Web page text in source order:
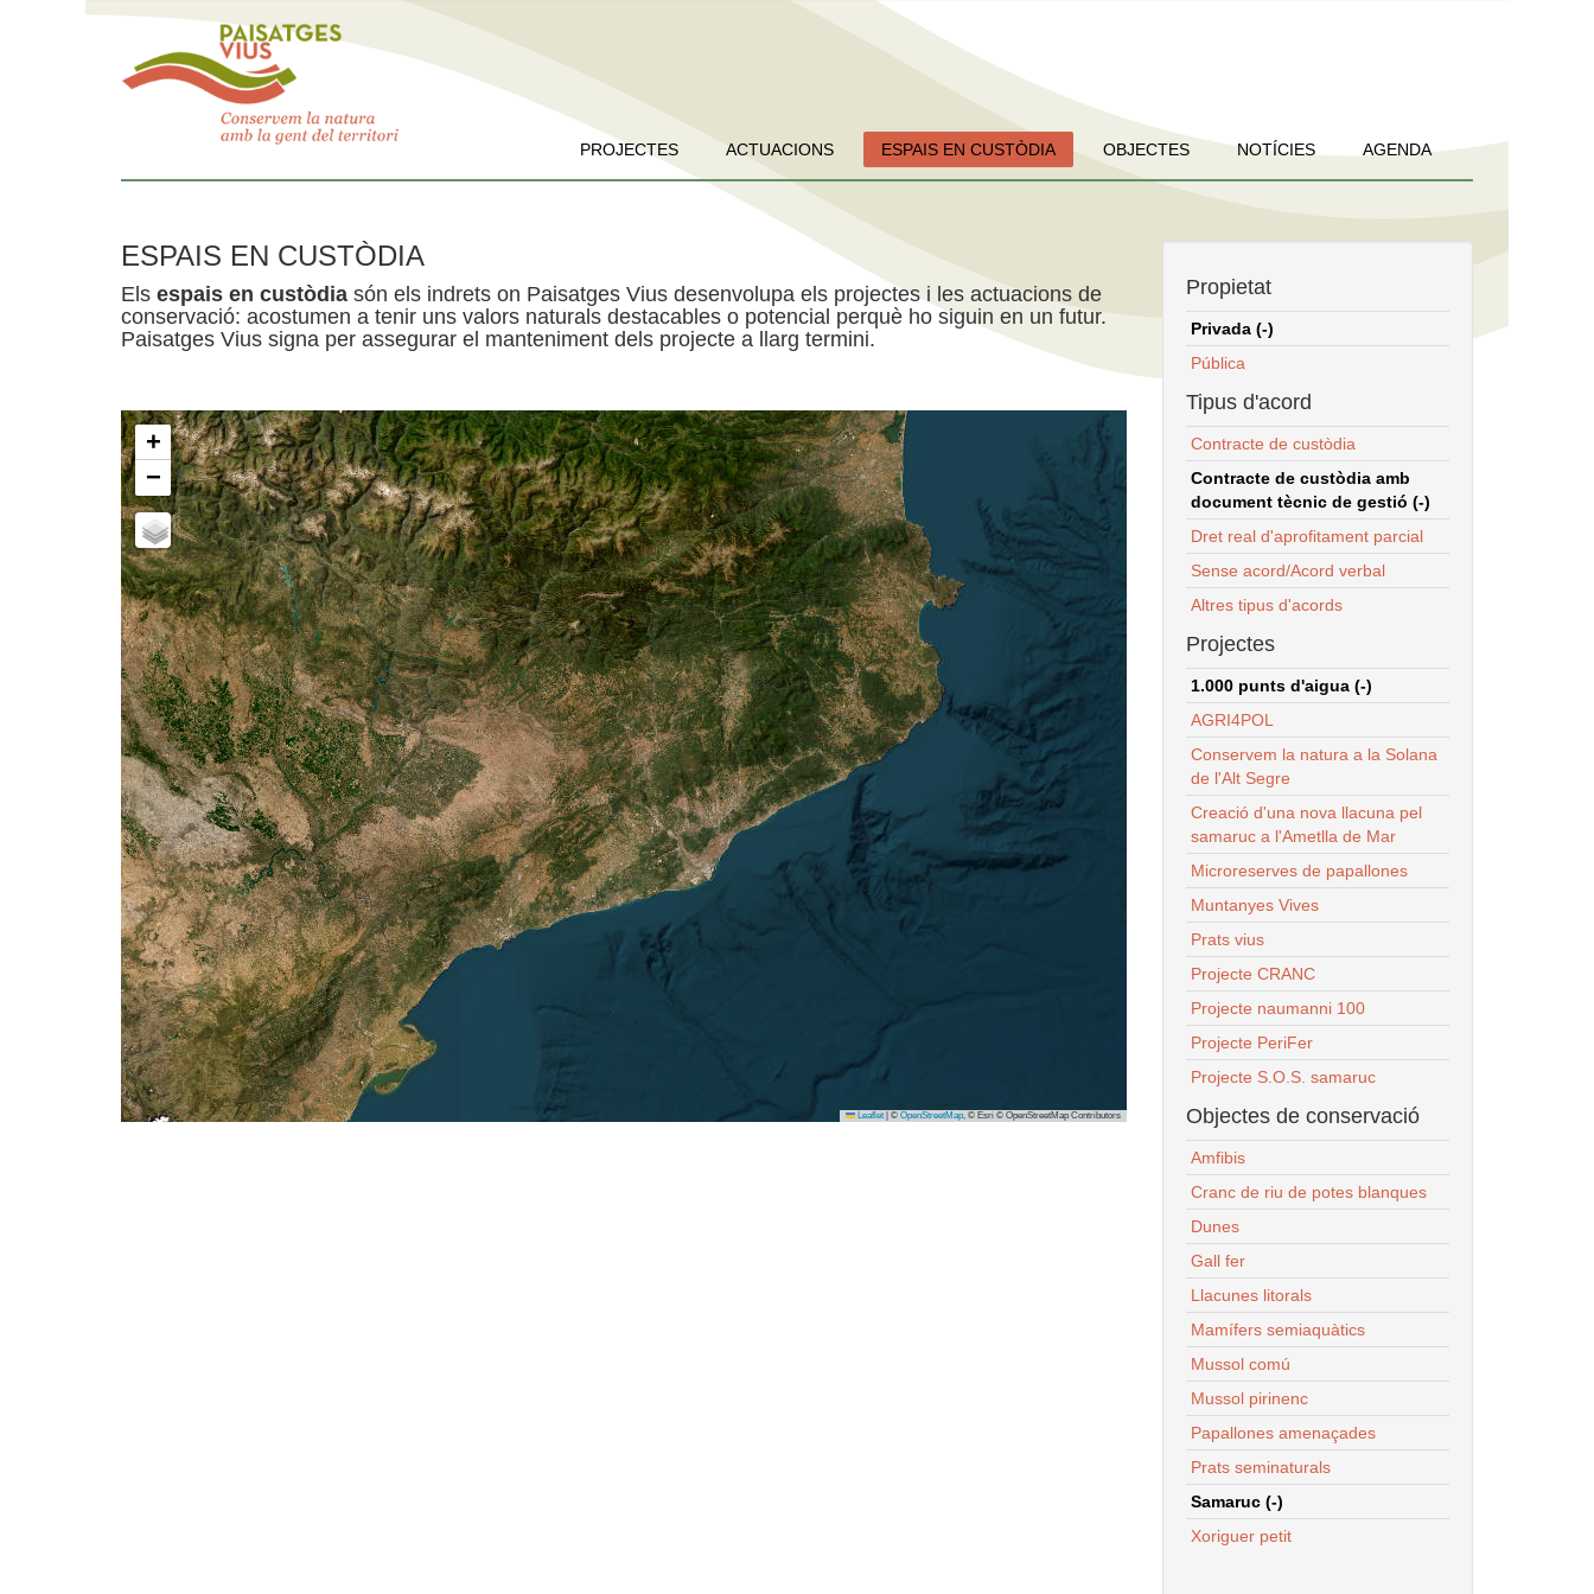
PROJECTES ACTUACIONS ESPAIS EN CUSTÒDIA OBJECTES NOTÍCIES AGENDA
ESPAIS EN CUSTÒDIA
Els espais en custòdia són els indrets on Paisatges Vius desenvolupa els projectes i les actuacions de
conservació: acostumen a tenir uns valors naturals destacables o potencial perquè ho siguin en un futur.
Paisatges Vius signa per assegurar el manteniment dels projecte a llarg termini.
+
−
Leaflet © OpenStreetMap, © Esri © OpenStreetMap Contributors
Propietat
Privada (-)
Pública
Tipus d'acord
Contracte de custòdia
Contracte de custòdia amb
document tècnic de gestió (-)
Dret real d'aprofitament parcial
Sense acord/Acord verbal
Altres tipus d'acords
Projectes
1.000 punts d'aigua (-)
AGRI4POL
Conservem la natura a la Solana
de l'Alt Segre
Creació d'una nova llacuna pel
samaruc a l'Ametlla de Mar
Microreserves de papallones
Muntanyes Vives
Prats vius
Projecte CRANC
Projecte naumanni 100
Projecte PeriFer
Projecte S.O.S. samaruc
Objectes de conservació
Amfibis
Cranc de riu de potes blanques
Dunes
Gall fer
Llacunes litorals
Mamífers semiaquàtics
Mussol comú
Mussol pirinenc
Papallones amenaçades
Prats seminaturals
Samaruc (-)
Xoriguer petit